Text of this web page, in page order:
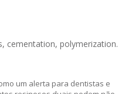
cementation, polymerization.
um alerta para dentistas e